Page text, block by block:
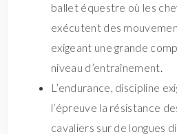
ballet équestre où les
exécutent des
exigeant une grande
niveau d’entraînement.
L’endurance, discipline
l’épreuve la résistance
cavaliers sur de longues